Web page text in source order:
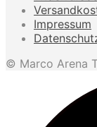
Impressum
© Marco Arena